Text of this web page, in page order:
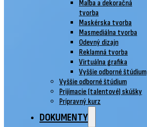
Maľba a dekoračná
tvorba
Maskérska tvorba
Masmediálna tvorba
Odevný dizajn
Reklamná tvorba
Virtuálna grafika
Vyššie odborné štúdium
Vyššie odborné štúdium
Prijímacie (talentové) skúšky
Prípravný kurz
DOKUMENTY